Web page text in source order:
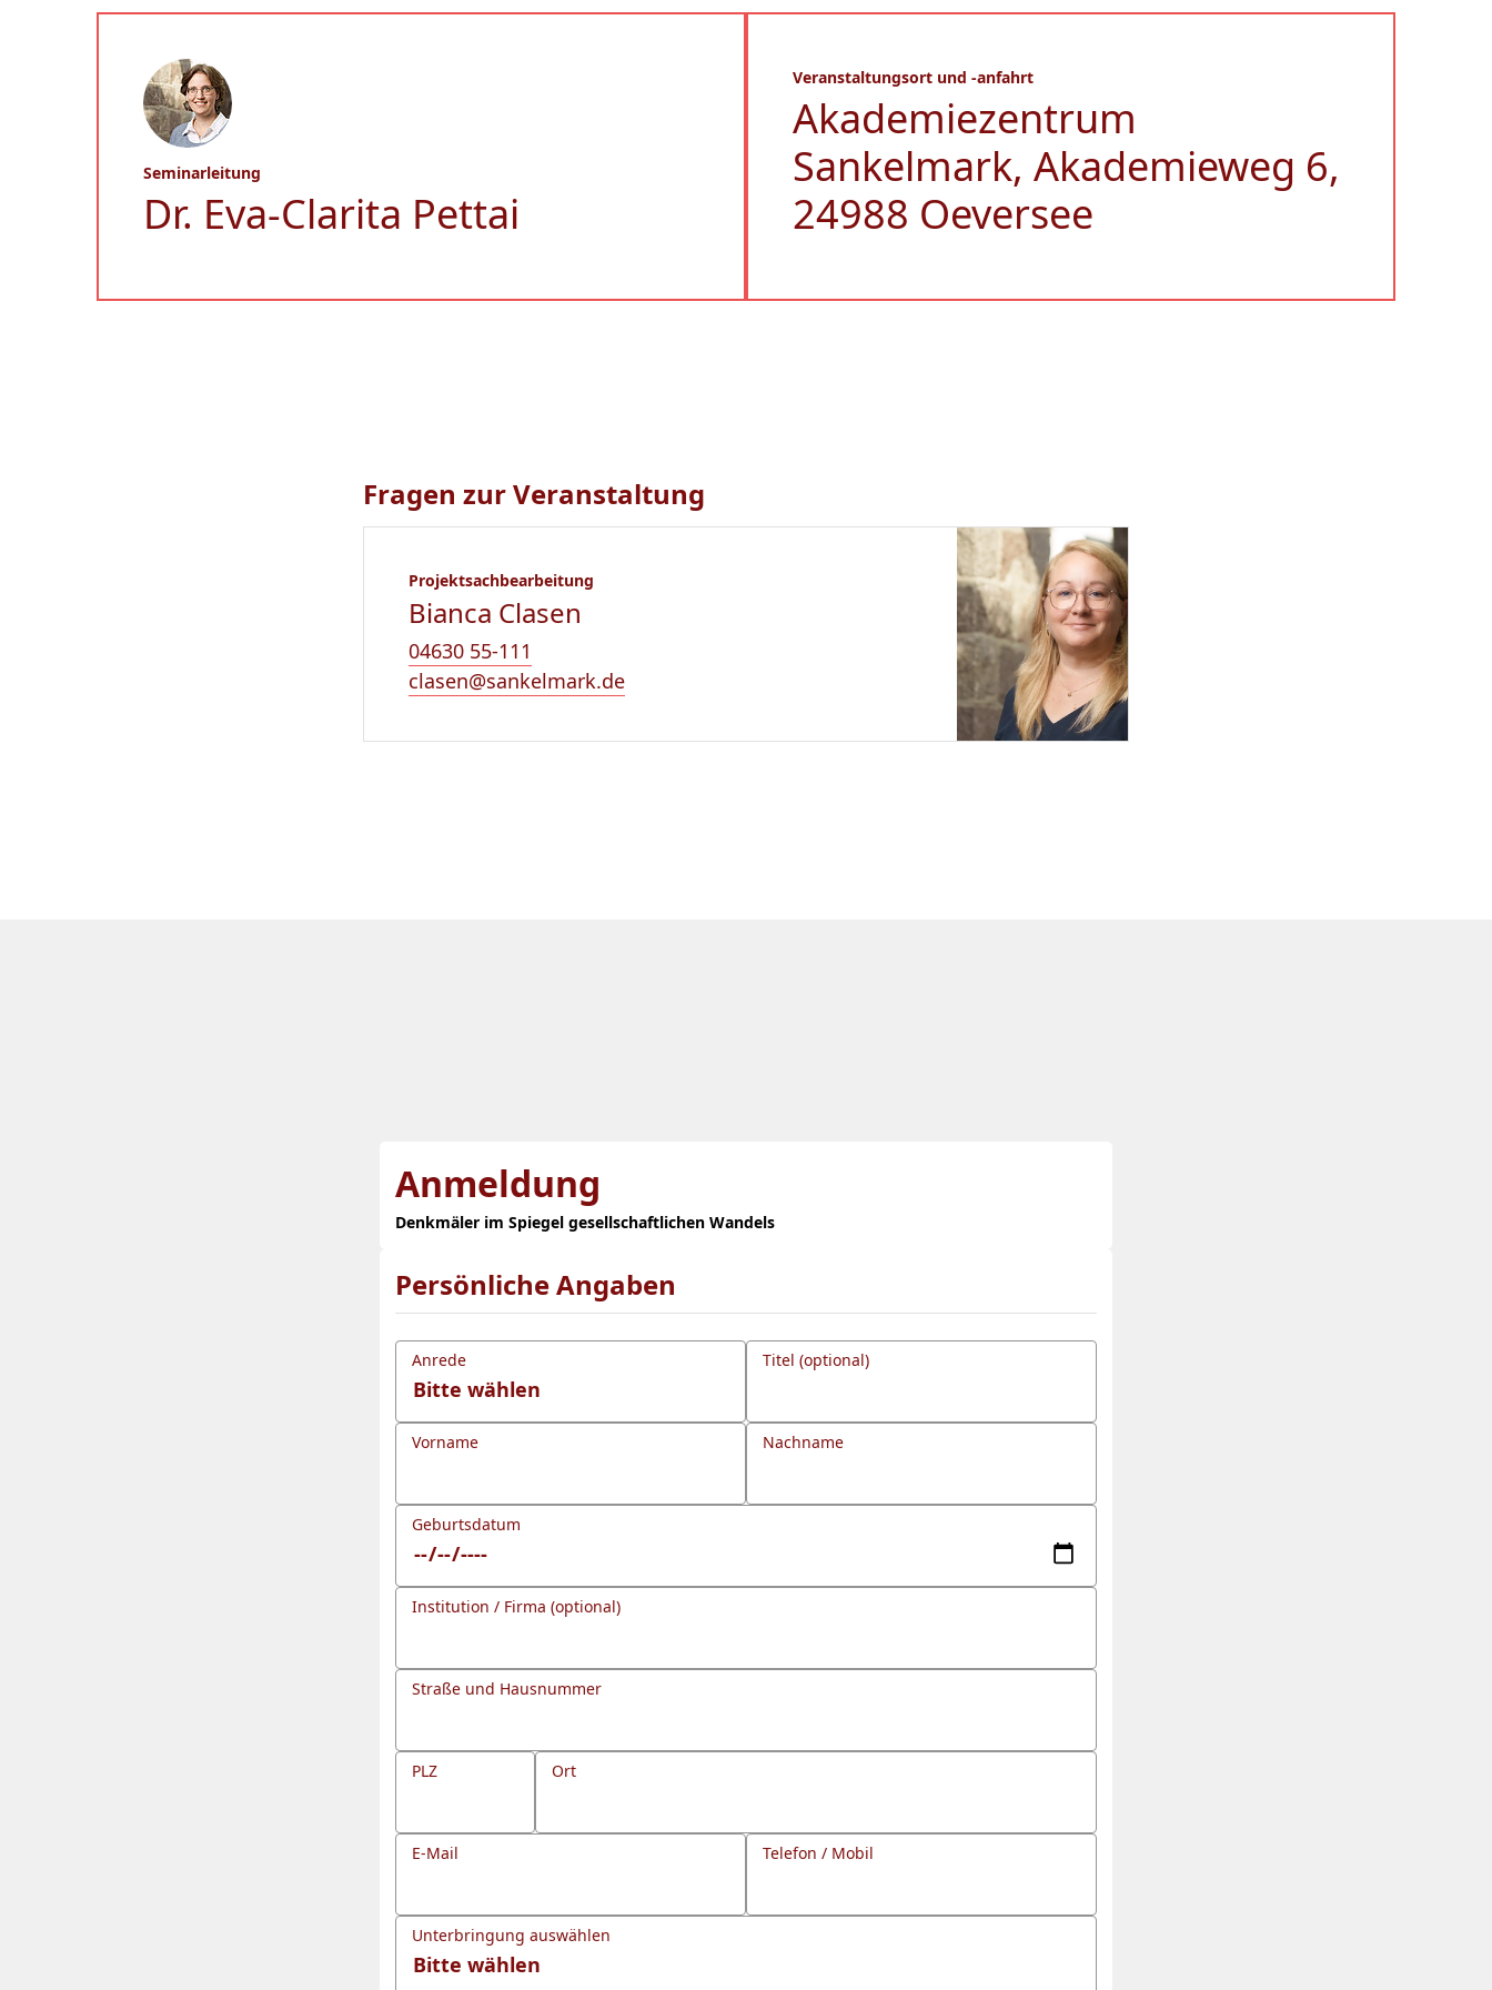
Seminarleitung
Dr. Eva-Clarita Pettai
Veranstaltungsort und -anfahrt
Akademiezentrum
Sankelmark, Akademieweg 6,
24988 Oeversee
Fragen zur Veranstaltung
Projektsachbearbeitung
Bianca Clasen
04630 55-111
clasen@sankelmark.de
Anmeldung
Denkmäler im Spiegel gesellschaftlichen Wandels
Persönliche Angaben
Anrede Titel (optional)
Vorname Nachname
Geburtsdatum
Institution / Firma (optional)
Straße und Hausnummer
PLZ Ort
E-Mail Telefon / Mobil
Unterbringung auswählen